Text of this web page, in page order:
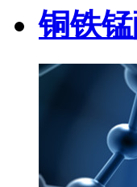
铜铁